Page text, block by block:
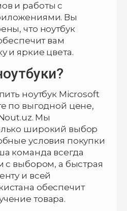
и работы с
Вы
что ноутбук
вам
и яркие цвета.
ноутбук Microsoft
по выгодной цене,
Мы
широкий выбор
условия покупки
команда всегда
с выбором, а быстрая
и всей
обеспечит
товара.